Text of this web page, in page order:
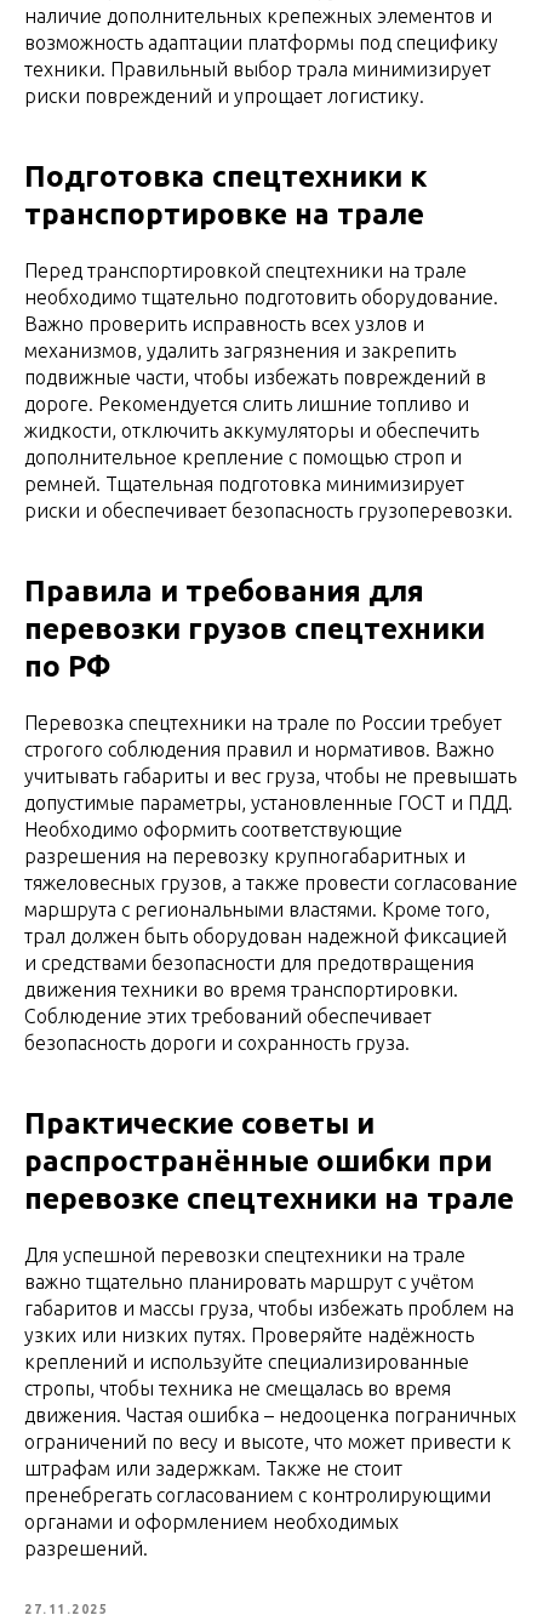
наличие дополнительных крепежных элементов и
возможность адаптации платформы под специфику
техники. Правильный выбор трала минимизирует
риски повреждений и упрощает логистику.
Подготовка спецтехники к
транспортировке на трале
Перед транспортировкой спецтехники на трале
необходимо тщательно подготовить оборудование.
Важно проверить исправность всех узлов и
механизмов, удалить загрязнения и закрепить
подвижные части, чтобы избежать повреждений в
дороге. Рекомендуется слить лишние топливо и
жидкости, отключить аккумуляторы и обеспечить
дополнительное крепление с помощью строп и
ремней. Тщательная подготовка минимизирует
риски и обеспечивает безопасность грузоперевозки.
Правила и требования для
перевозки грузов спецтехники
по РФ
Перевозка спецтехники на трале по России требует
строгого соблюдения правил и нормативов. Важно
учитывать габариты и вес груза, чтобы не превышать
допустимые параметры, установленные ГОСТ и ПДД.
Необходимо оформить соответствующие
разрешения на перевозку крупногабаритных и
тяжеловесных грузов, а также провести согласование
маршрута с региональными властями. Кроме того,
трал должен быть оборудован надежной фиксацией
и средствами безопасности для предотвращения
движения техники во время транспортировки.
Соблюдение этих требований обеспечивает
безопасность дороги и сохранность груза.
Практические советы и
распространённые ошибки при
перевозке спецтехники на трале
Для успешной перевозки спецтехники на трале
важно тщательно планировать маршрут с учётом
габаритов и массы груза, чтобы избежать проблем на
узких или низких путях. Проверяйте надёжность
креплений и используйте специализированные
стропы, чтобы техника не смещалась во время
движения. Частая ошибка – недооценка пограничных
ограничений по весу и высоте, что может привести к
штрафам или задержкам. Также не стоит
пренебрегать согласованием с контролирующими
органами и оформлением необходимых
разрешений.
27.11.2025